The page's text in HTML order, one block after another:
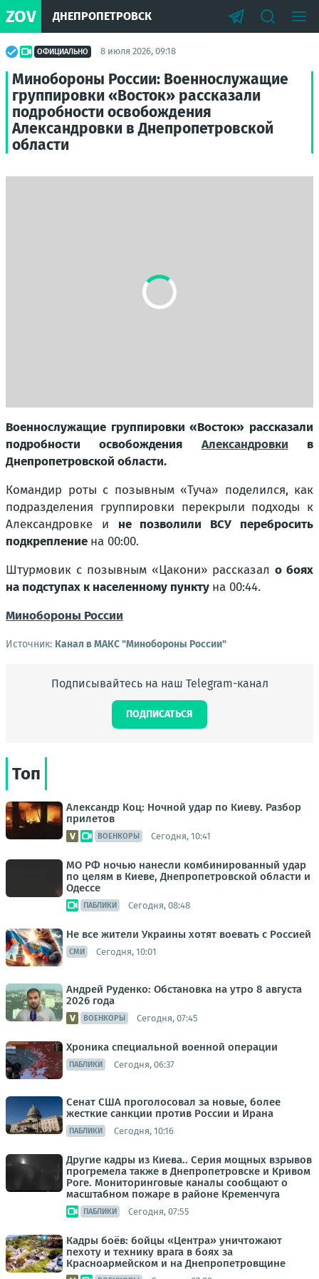
ZOV ДНЕПРОПЕТРОВСК
ОФИЦИАЛЬНО 8 июля 2026, 09:18
Минобороны России: Военнослужащие
группировки «Восток» рассказали
подробности освобождения
Александровки в Днепропетровской
области
Военнослужащие группировки «Восток» рассказали
подробности освобождения Александровки в
Днепропетровской области.
Командир роты с позывным «Туча» поделился, как
подразделения группировки перекрыли подходы к
Александровке и не позволили ВСУ перебросить
подкрепление на 00:00.
Штурмовик с позывным «Цакони» рассказало боях
на подступах к населенному пункту на 00:44.
Минобороны России
Источник: Канал в МАКС "Минобороны России"
Подписывайтесь на наш Telegram-канал
ПОДПИСАТЬСЯ
Топ
Александр Коц: Ночной удар по Киеву. Разбор
прилетов
ВОЕНКОРЫ Сегодня, 10:41
МО РФ ночью нанесли комбинированный удар
по целям в Киеве, Днепропетровской области и
Одессе
ПАБЛИКИ Сегодня, 08:48
Не все жители Украины хотят воевать с Россией
СМИ Сегодня, 10:01
Андрей Руденко: Обстановка на утро 8 августа
2026 года
ВОЕНКОРЫ Сегодня, 07:45
Хроника специальной военной операции
ПАБЛИКИ Сегодня, 06:37
Сенат США проголосовал за новые, более
жесткие санкции против России и Ирана
ПАБЛИКИ Сегодня, 10:16
Другие кадры из Киева.. Серия мощных взрывов
прогремела также в Днепропетровске и Кривом
Роге. Мониторинговые каналы сообщают о
масштабном пожаре в районе Кременчуга
ПАБЛИКИ Сегодня, 07:55
Кадры боёв: бойцы «Центра» уничтожают
пехоту и технику врага в боях за
Красноармейском и на Днепропетровщине